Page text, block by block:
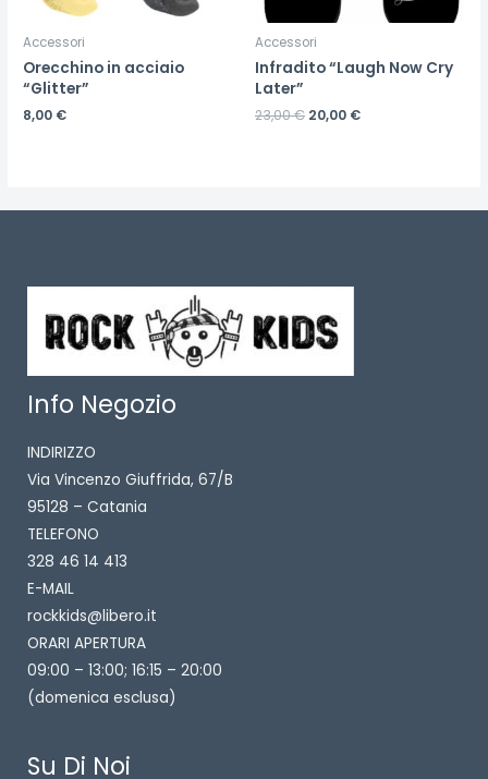
Accessori
Orecchino in acciaio
“Glitter”
8,00 €
Accessori
Infradito “Laugh Now Cry
Later”
23,00€ 20,00 €
Info Negozio
INDIRIZZO
Via Vincenzo Giuffrida, 67/B
95128 – Catania
TELEFONO
328 46 14 413
E-MAIL
rockkids@libero.it
ORARI APERTURA
09:00 – 13:00; 16:15 – 20:00
(domenica esclusa)
Su Di Noi